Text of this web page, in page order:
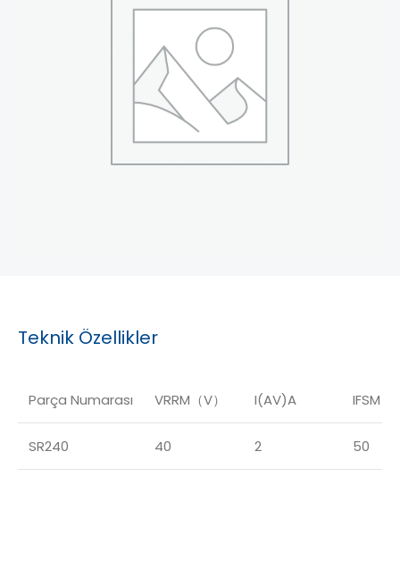
Teknik Özellikler
Parça Numarası VRRM（V） I(AV)A IFSM（
SR240 40 2 50